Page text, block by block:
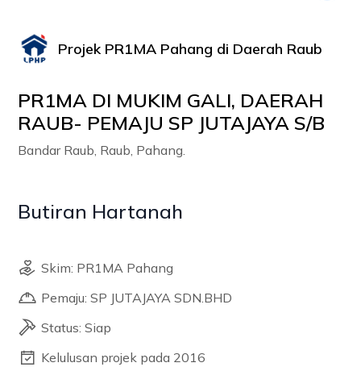
Projek PR1MA Pahang di Daerah Raub
PR1MA DI MUKIM GALI, DAERAH
RAUB- PEMAJU SP JUTAJAYA S/B
Bandar Raub, Raub, Pahang.
Butiran Hartanah
Skim: PR1MA Pahang
Pemaju: SP JUTAJAYA SDN.BHD
Status: Siap
Kelulusan projek pada 2016